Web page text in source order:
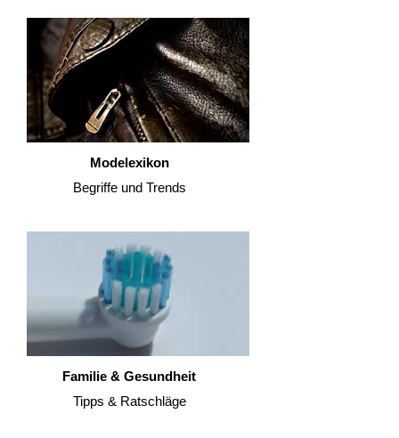
Modelexikon
Begriffe und Trends
Familie & Gesundheit
Tipps & Ratschläge